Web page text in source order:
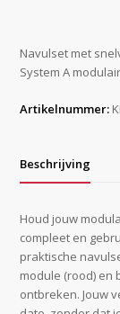
snelverbanden
aantal
Navulset met
System A
Artikelnummer:
Beschrijving
Houd jouw
compleet en
praktische
module (rood) en
ontbreken. Jouw